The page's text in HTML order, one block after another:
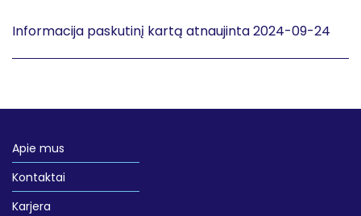
Informacija paskutinį kartą atnaujinta 2024-09-24
Apie mus
Kontaktai
Karjera